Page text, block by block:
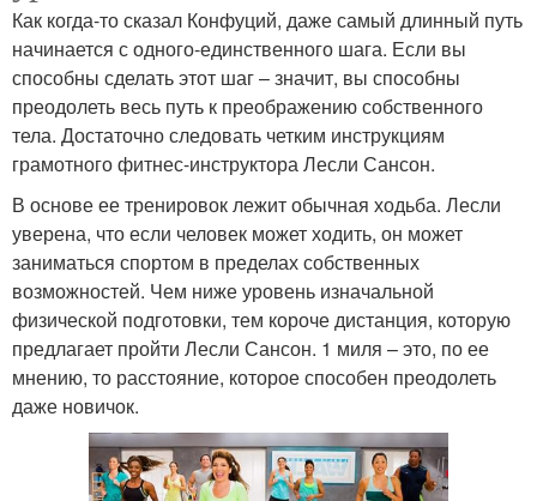
Как когда-то сказал Конфуций, даже самый длинный путь
начинается с одного-единственного шага. Если вы
способны сделать этот шаг – значит, вы способны
преодолеть весь путь к преображению собственного
тела. Достаточно следовать четким инструкциям
грамотного фитнес-инструктора Лесли Сансон.
В основе ее тренировок лежит обычная ходьба. Лесли
уверена, что если человек может ходить, он может
заниматься спортом в пределах собственных
возможностей. Чем ниже уровень изначальной
физической подготовки, тем короче дистанция, которую
предлагает пройти Лесли Сансон. 1 миля – это, по ее
мнению, то расстояние, которое способен преодолеть
даже новичок.